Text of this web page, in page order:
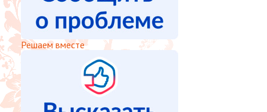
Решаем вместе